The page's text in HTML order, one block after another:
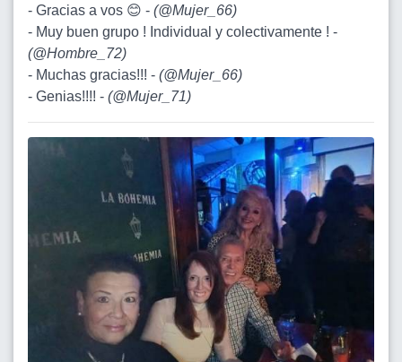
- Gracias a vos 😊 - (@Mujer_66)
- Muy buen grupo ! Individual y colectivamente ! -
(@Hombre_72)
- Muchas gracias!!! - (@Mujer_66)
- Genias!!!! - (@Mujer_71)